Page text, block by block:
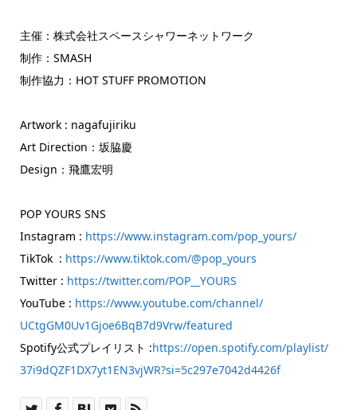
主催：株式会社スペースシャワーネットワーク
制作：SMASH
制作協力：HOT STUFF PROMOTION
Artwork : nagafujiriku
Art Direction：坂脇慶
Design：飛鷹宏明
POP YOURS SNS
Instagram : https://www.instagram.com/pop_ yours/
TikTok : https://www.tiktok.com/@pop_ yours
Twitter : https://twitter.com/POP__YOURS
YouTube : https://www.youtube.com/channel/
UCtgGM0Uv1Gjoe6BqB7d9Vrw/featured
Spotify公式プレイリスト :https://open.spotify.com/playlist/
37i9dQZF1DX7yt1EN3vjWR?si=5c297e7042d4426f